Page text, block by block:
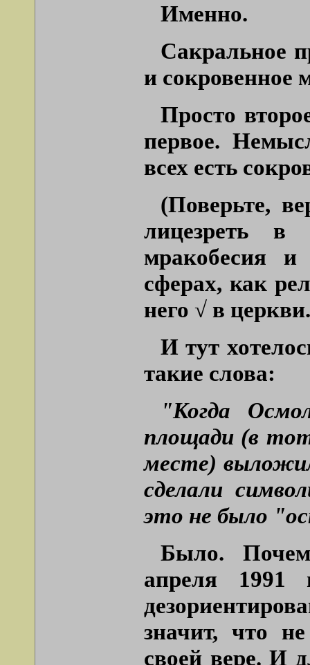
Именно.
Сакральное
и сокровенное
Просто
первое.
всех есть
(Поверьте,
лицезреть в
мракобесия и
сферах, как
него √ в
И тут
такие слова:
"Когда
площади (в
месте)
сделали
это не было
Было.
апреля
значит, что
своей вере. И